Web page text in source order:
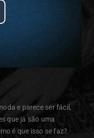
Video
e parece ser fácil,
que já são uma
é que isso se faz?